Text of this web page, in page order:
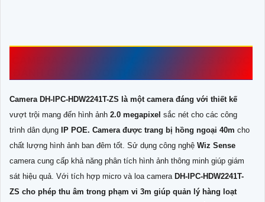
Camera DH-IPC-HDW2241T-ZS là một camera đáng với thiết kế
vượt trội mang đến hình ảnh 2.0 megapixel sắc nét cho các công
trình dân dụng
IP POE. Camera được trang bị hồng ngoại 40m cho
chất lượng hình ảnh ban đêm tốt. Sử dụng công nghệ Wiz Sense
camera cung cấp khả năng phân tích hình ảnh thông minh giúp giám
sát hiệu quả. Với tích hợp micro và loa camera DH-IPC-HDW2241T-
ZS cho phép thu âm trong phạm vi 3m giúp quản lý hàng loạt